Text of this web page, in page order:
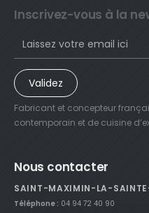
Inscrivez-vous à la
Validez
Fabricant et concepteur
contemporain et de cuisine
Nous contacter
SAINT-MAXIMIN-LA-
Téléphone : 04 94 72 40 90